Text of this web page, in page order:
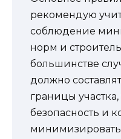
рекомендую
соблюдение
норм и
большинстве
должно
границы
безопасность и